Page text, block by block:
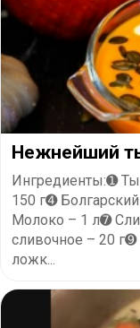
Нежнейший
Ингредиенты:➊
150 г➍
Молоко – 1 л➐
сливочное – 20
ложк...